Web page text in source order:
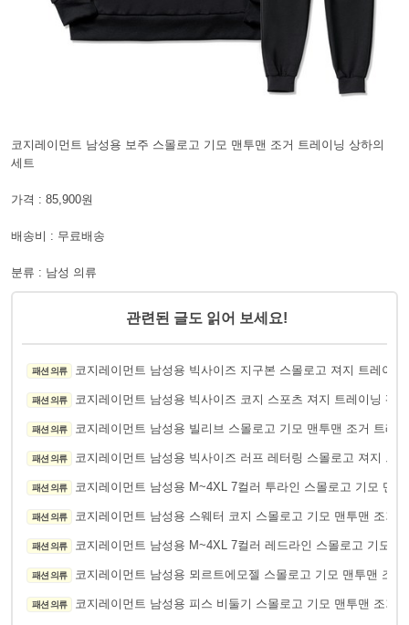
코지레이먼트 남성용 보주 스몰로고 기모 맨투맨 조거 트레이닝 상하의
세트
가격 : 85,900원
배송비 : 무료배송
분류 : 남성 의류
관련된 글도 읽어 보세요!
패션 의류 코지레이먼트 남성용 빅사이즈 지구본 스몰로고 져지 트레이닝
패션 의류 코지레이먼트 남성용 빅사이즈 코지 스포츠 져지 트레이닝 팬츠
패션 의류 코지레이먼트 남성용 빌리브 스몰로고 기모 맨투맨 조거 트레
패션 의류 코지레이먼트 남성용 빅사이즈 러프 레터링 스몰로고 져지 트
패션 의류 코지레이먼트 남성용 M~4XL 7컬러 투라인 스몰로고 기모 맨
패션 의류 코지레이먼트 남성용 스웨터 코지 스몰로고 기모 맨투맨 조거
패션 의류 코지레이먼트 남성용 M~4XL 7컬러 레드라인 스몰로고 기모
패션 의류 코지레이먼트 남성용 뫼르트에모젤 스몰로고 기모 맨투맨 조
패션 의류 코지레이먼트 남성용 피스 비둘기 스몰로고 기모 맨투맨 조거